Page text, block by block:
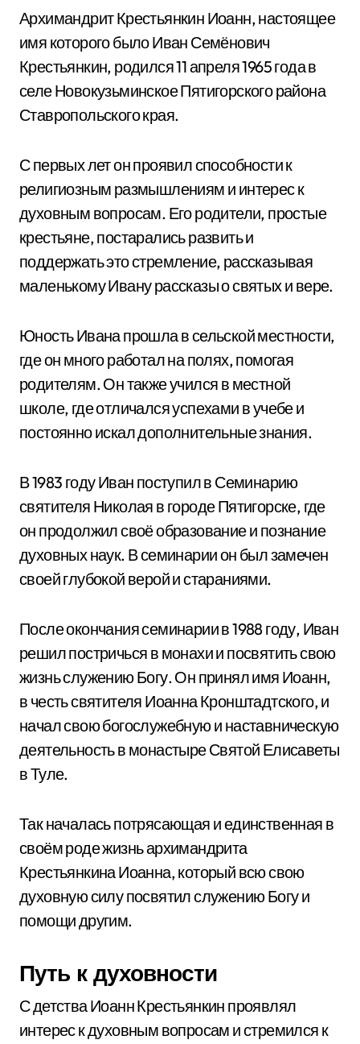
Архимандрит Крестьянкин Иоанн, настоящее
имя которого было Иван Семёнович
Крестьянкин, родился 11 апреля 1965 года в
селе Новокузьминское Пятигорского района
Ставропольского края.
С первых лет он проявил способности к
религиозным размышлениям и интерес к
духовным вопросам. Его родители, простые
крестьяне, постарались развить и
поддержать это стремление, рассказывая
маленькому Ивану рассказы о святых и вере.
Юность Ивана прошла в сельской местности,
где он много работал на полях, помогая
родителям. Он также учился в местной
школе, где отличался успехами в учебе и
постоянно искал дополнительные знания.
В 1983 году Иван поступил в Семинарию
святителя Николая в городе Пятигорске, где
он продолжил своё образование и познание
духовных наук. В семинарии он был замечен
своей глубокой верой и стараниями.
После окончания семинарии в 1988 году, Иван
решил постричься в монахи и посвятить свою
жизнь служению Богу. Он принял имя Иоанн,
в честь святителя Иоанна Кронштадтского, и
начал свою богослужебную и наставническую
деятельность в монастыре Святой Елисаветы
в Туле.
Так началась потрясающая и единственная в
своём роде жизнь архимандрита
Крестьянкина Иоанна, который всю свою
духовную силу посвятил служению Богу и
помощи другим.
Путь к духовности
С детства Иоанн Крестьянкин проявлял
интерес к духовным вопросам и стремился к